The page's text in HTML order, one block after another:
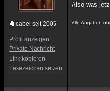
dabei seit 2005
Profil anzeigen
Private Nachricht
Link kopieren
Lesezeichen setzen
Also was
Alle Angaben